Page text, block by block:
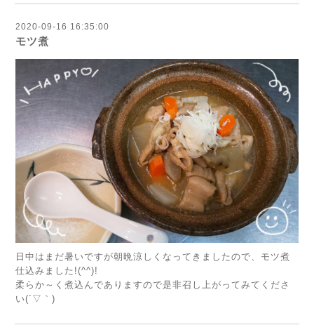
2020-09-16 16:35:00
モツ煮
日中はまだ暑いですが朝晩涼しくなってきましたので、モツ煮
仕込みました!(^^)!
柔らか～く煮込んでありますので是非召し上がってみてくださ
い(´▽｀)